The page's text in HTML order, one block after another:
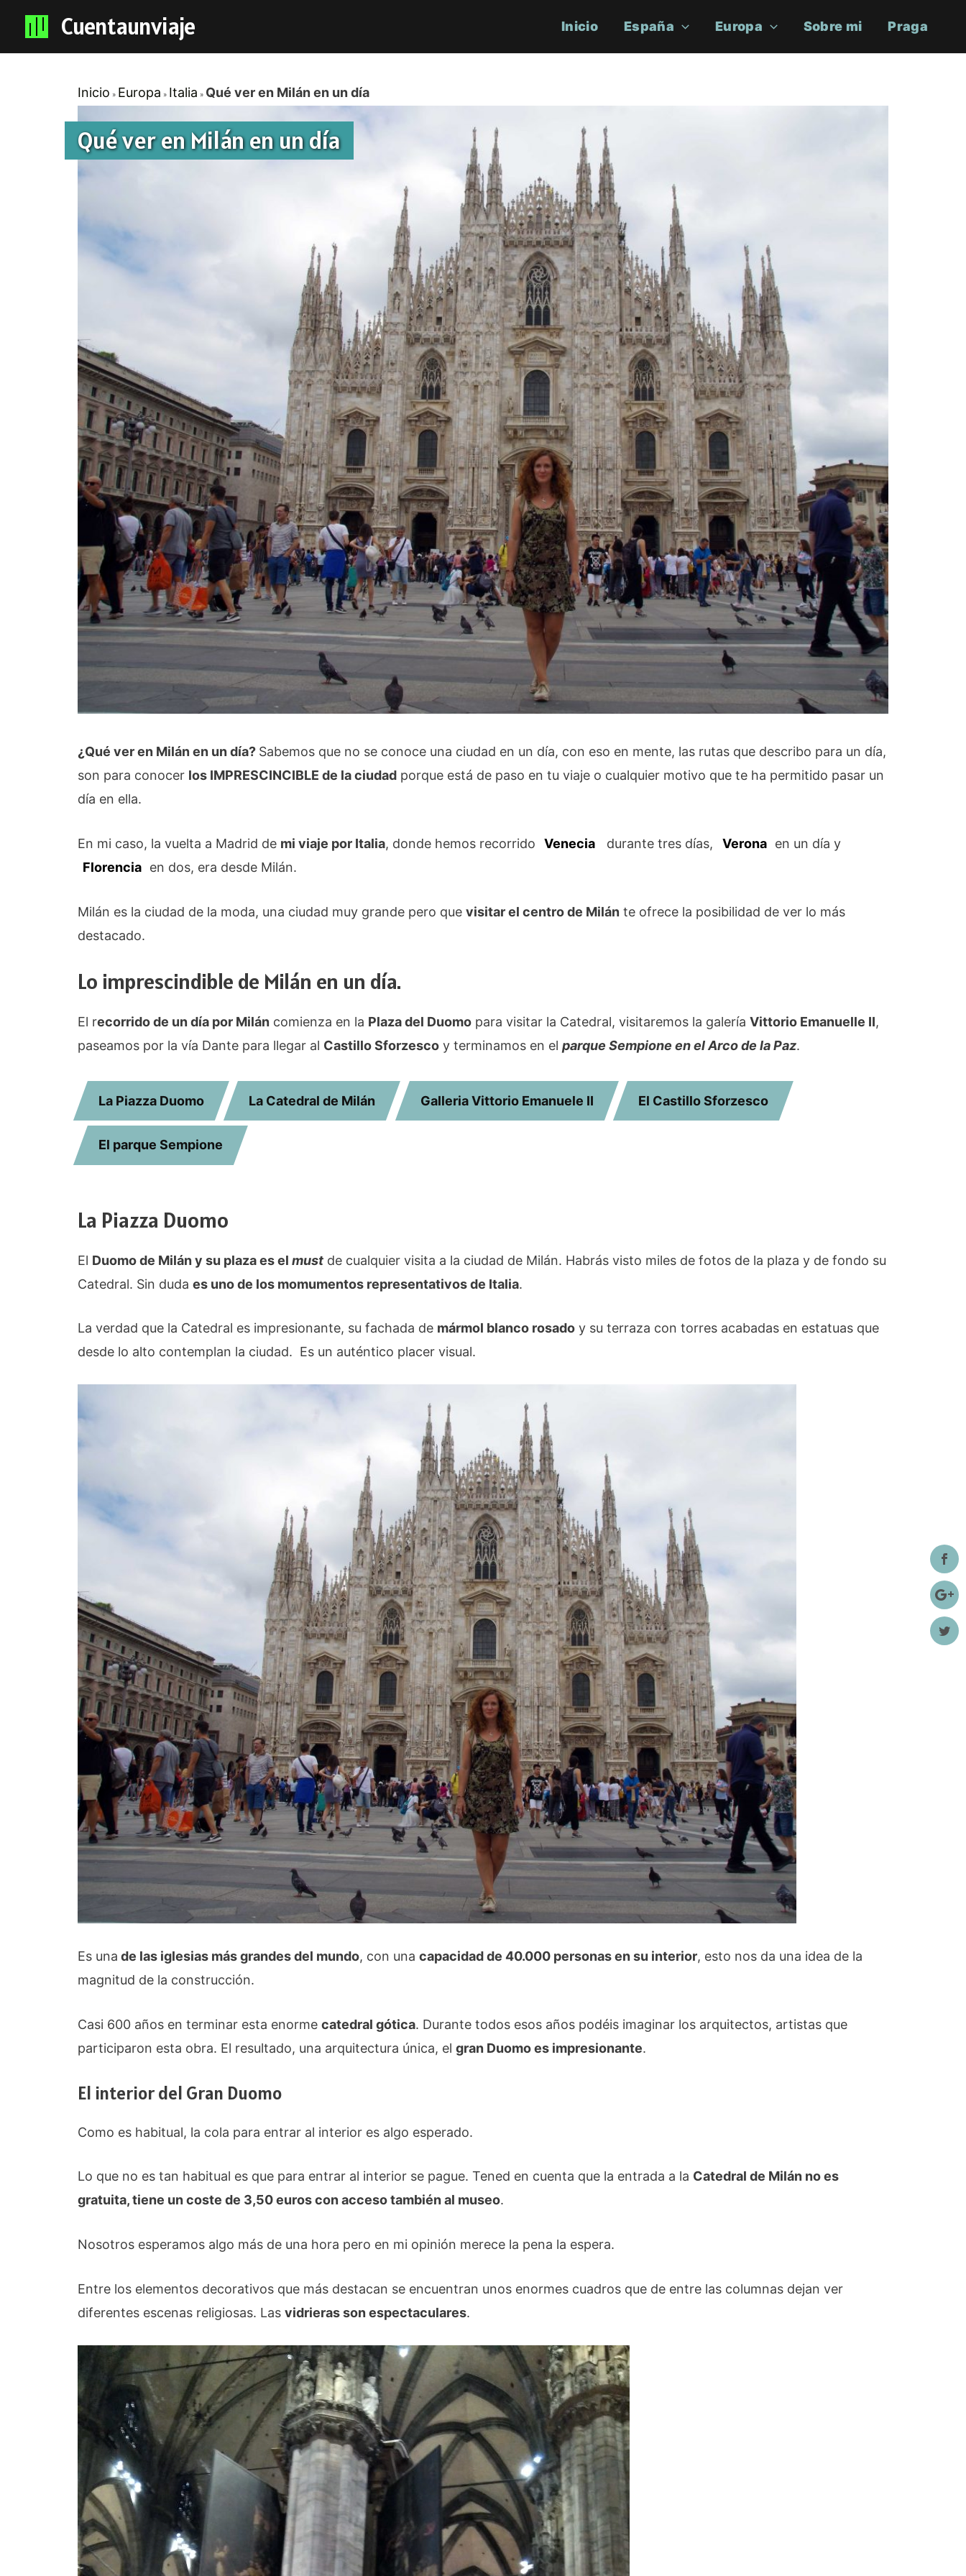
Cuentaunviaje Inicio España Europa Sobre mi Praga
Inicio Europa Italia Qué ver en Milán en un día
Qué ver en Milán en un día
¿Qué ver en Milán en un día? Sabemos que no se conoce una ciudad en un día, con eso en mente, las rutas que describo para un día,
son para conocer los IMPRESCINCIBLE de la ciudad porque está de paso en tu viaje o cualquier motivo que te ha permitido pasar un
día en ella.
En mi caso, la vuelta a Madrid de mi viaje por Italia, donde hemos recorrido Venecia durante tres días, Verona en un día y
Florencia en dos, era desde Milán.
Milán es la ciudad de la moda, una ciudad muy grande pero que visitar el centro de Milán te ofrece la posibilidad de ver lo más
destacado.
Lo imprescindible de Milán en un día.
El recorrido de un día por Milán comienza en la Plaza del Duomo para visitar la Catedral, visitaremos la galería Vittorio Emanuelle II,
paseamos por la vía Dante para llegar al Castillo Sforzesco y terminamos en el parque Sempione en el Arco de la Paz.
La Piazza Duomo La Catedral de Milán Galleria Vittorio Emanuele II El Castillo Sforzesco
El parque Sempione
La Piazza Duomo
El Duomo de Milán y su plaza es el must de cualquier visita a la ciudad de Milán. Habrás visto miles de fotos de la plaza y de fondo su
Catedral. Sin duda es uno de los momumentos representativos de Italia.
La verdad que la Catedral es impresionante, su fachada de mármol blanco rosado y su terraza con torres acabadas en estatuas que
desde lo alto contemplan la ciudad. Es un auténtico placer visual.
Es una de las iglesias más grandes del mundo, con una capacidad de 40.000 personas en su interior, esto nos da una idea de la
magnitud de la construcción.
Casi 600 años en terminar esta enorme catedral gótica. Durante todos esos años podéis imaginar los arquitectos, artistas que
participaron esta obra. El resultado, una arquitectura única, el gran Duomo es impresionante.
El interior del Gran Duomo
Como es habitual, la cola para entrar al interior es algo esperado.
Lo que no es tan habitual es que para entrar al interior se pague. Tened en cuenta que la entrada a la Catedral de Milán no es
gratuita, tiene un coste de 3,50 euros con acceso también al museo.
Nosotros esperamos algo más de una hora pero en mi opinión merece la pena la espera.
Entre los elementos decorativos que más destacan se encuentran unos enormes cuadros que de entre las columnas dejan ver
diferentes escenas religiosas. Las vidrieras son espectaculares.